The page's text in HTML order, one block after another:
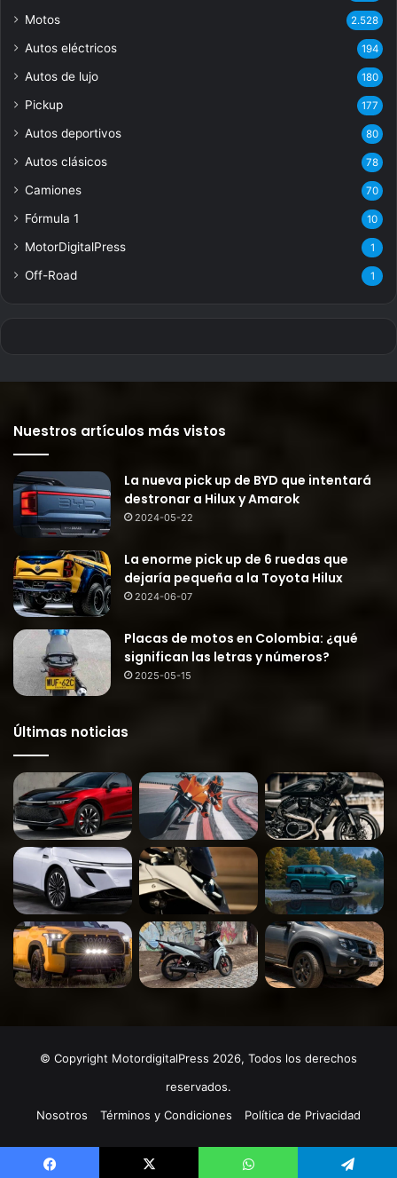
Motos 2.528
Autos eléctricos 194
Autos de lujo 180
Pickup 177
Autos deportivos 80
Autos clásicos 78
Camiones 70
Fórmula 1 10
MotorDigitalPress 1
Off-Road 1
Nuestros artículos más vistos
La nueva pick up de BYD que intentará
destronar a Hilux y Amarok
2024-05-22
La enorme pick up de 6 ruedas que
dejaría pequeña a la Toyota Hilux
2024-06-07
Placas de motos en Colombia: ¿qué
significan las letras y números?
2025-05-15
Últimas noticias
© Copyright MotordigitalPress 2026, Todos los derechos
reservados.
Nosotros
Términos y Condiciones Política de Privacidad